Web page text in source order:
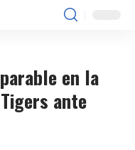
en la
ante